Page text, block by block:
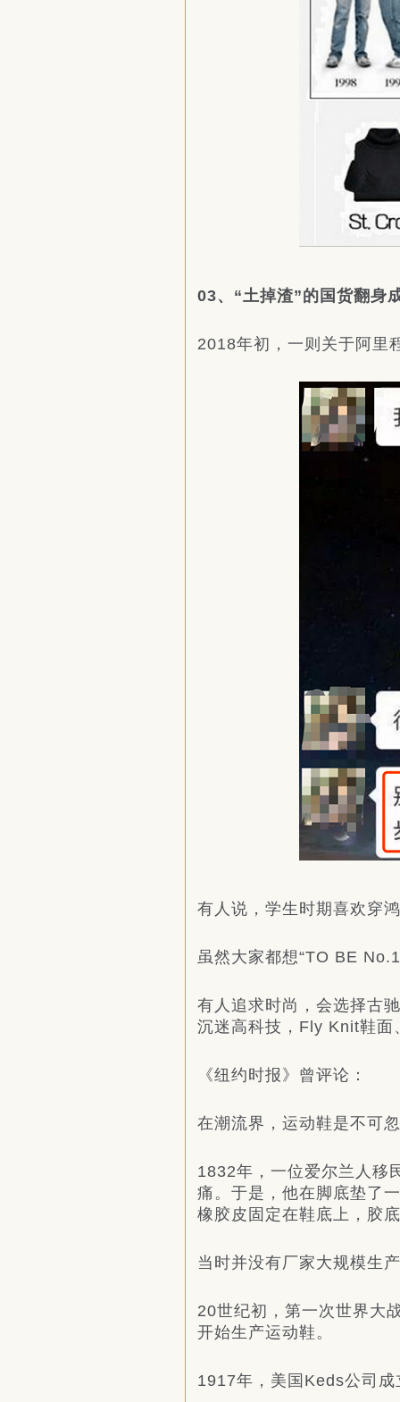
03、“土掉渣”的国货翻身
2018年初，一则关于阿里
有人说，学生时期喜欢穿
虽然大家都想“TO BE
有人追求时尚，会选择古
沉迷高科技，Fly Knit鞋
《纽约时报》曾评论：
在潮流界，运动鞋是不可
1832年，一位爱尔兰人移
痛。于是，他在脚底垫了
橡胶皮固定在鞋底上，胶
当时并没有厂家大规模生
20世纪初，第一次世界大
开始生产运动鞋。
1917年，美国Keds公司